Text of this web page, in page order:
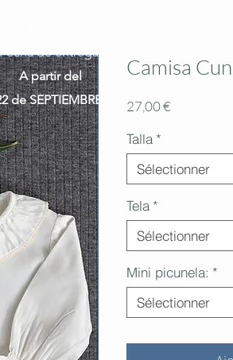
Camisa
27,00 €Prix
Talla *
Sélectionner
Tela *
Sélectionner
Mini picunela: *
Sélectionner
de entrega:
A partir del
de SEPTIEMBRE.